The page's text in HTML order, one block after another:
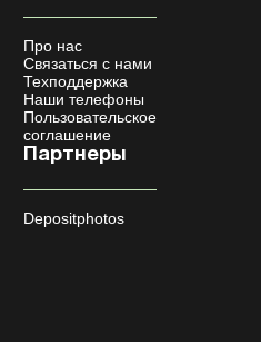
Про нас
Связаться с нами
Техподдержка
Наши телефоны
Пользовательское
соглашение
Партнеры
Depositphotos